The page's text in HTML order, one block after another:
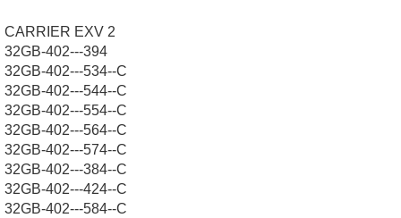
CARRIER EXV 2
32GB-402---394
32GB-402---534--C
32GB-402---544--C
32GB-402---554--C
32GB-402---564--C
32GB-402---574--C
32GB-402---384--C
32GB-402---424--C
32GB-402---584--C